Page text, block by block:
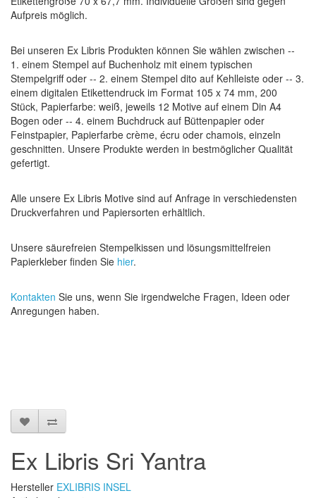
Aufpreis möglich.
Bei unseren Ex Libris Produkten können Sie wählen zwischen --
1. einem Stempel auf Buchenholz mit einem typischen
Stempelgriff oder -- 2. einem Stempel dito auf Kehlleiste oder -- 3.
einem digitalen Etikettendruck im Format 105 x 74 mm, 200
Stück, Papierfarbe: weiß, jeweils 12 Motive auf einem Din A4
Bogen oder -- 4. einem Buchdruck auf Büttenpapier oder
Feinstpapier, Papierfarbe crème, écru oder chamois, einzeln
geschnitten. Unsere Produkte werden in bestmöglicher Qualität
gefertigt.
Alle unsere Ex Libris Motive sind auf Anfrage in verschiedensten
Druckverfahren und Papiersorten erhältlich.
Unsere säurefreien Stempelkissen und lösungsmittelfreien
Papierkleber finden Sie hier.
Kontakten Sie uns, wenn Sie irgendwelche Fragen, Ideen oder
Anregungen haben.
Ex Libris Sri Yantra
Hersteller EXLIBRIS INSEL